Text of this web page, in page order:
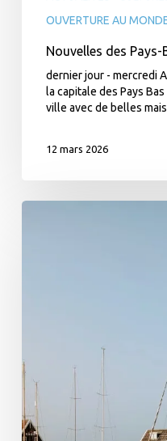
OUVERTURE AU
Nouvelles des
dernier jour - mercredi
la capitale des Pays
ville avec de belles
12 mars 2026